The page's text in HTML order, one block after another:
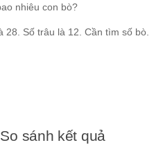
nhiêu con bò?
28. Số trâu là 12. Cần tìm số bò.
sánh kết quả